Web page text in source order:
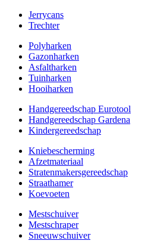
Jerrycans
Trechter
Polyharken
Gazonharken
Asfaltharken
Tuinharken
Hooiharken
Handgereedschap Eurotool
Handgereedschap Gardena
Kindergereedschap
Kniebescherming
Afzetmateriaal
Stratenmakersgereedschap
Straathamer
Koevoeten
Mestschuiver
Mestschraper
Sneeuwschuiver